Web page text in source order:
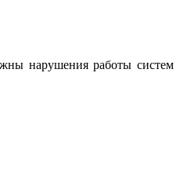
нарушения работы систем